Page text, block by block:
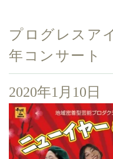
プログレスア
年コンサート
2020年1月10日